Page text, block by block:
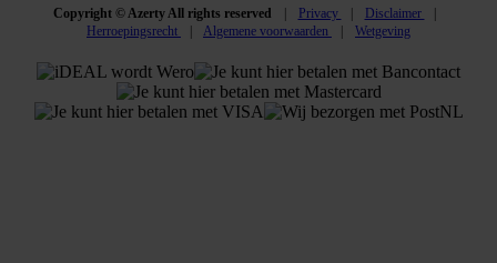
Copyright © Azerty All rights reserved Privacy
Disclaimer
Herroepingsrecht
Algemene voorwaarden Wetgeving